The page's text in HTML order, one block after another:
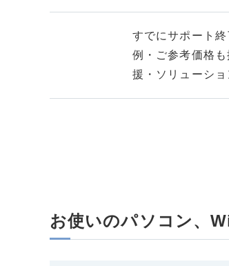
すでにサポート
例・ご参考価格
援・ソリューショ
お使いのパソコン、